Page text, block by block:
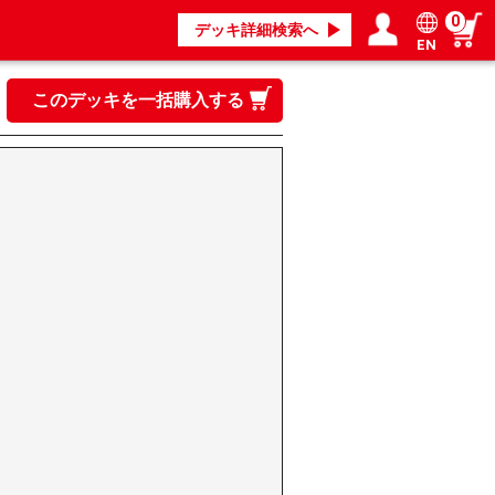
デッキ詳細検索へ
ログイン／会員登録
マイページ
EN
0
このデッキを一括購入する